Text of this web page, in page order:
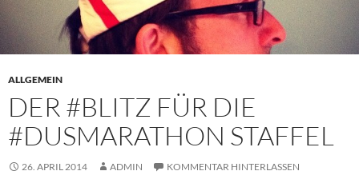
ALLGEMEIN
DER #BLITZ FÜR DIE
#DUSMARATHON STAFFEL
26. APRIL 2014 ADMIN KOMMENTAR HINTERLASSEN